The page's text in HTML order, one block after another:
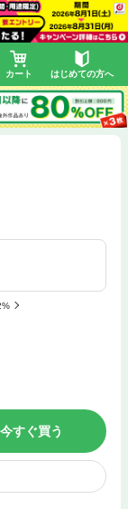
カート はじめての方へ
今すぐ買う